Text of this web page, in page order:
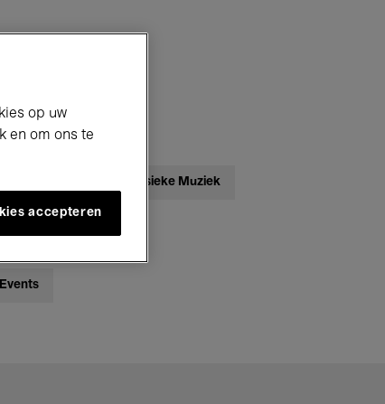
Klassieke Muziek
op uw
en om ons te
accepteren